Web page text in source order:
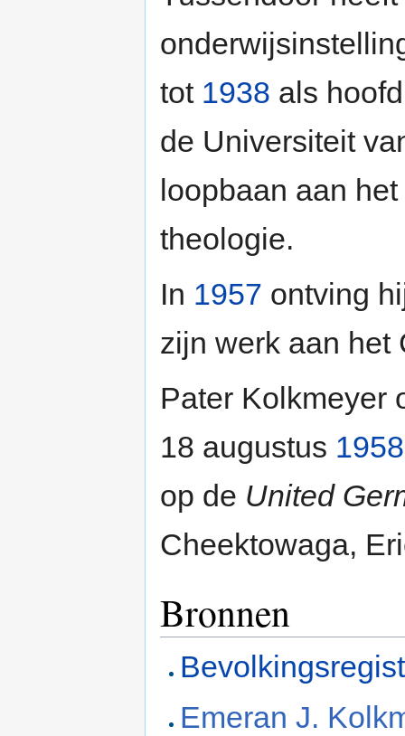
tot 1938 als
de Universiteit
loopbaan aan
theologie.
In 1957 ontving
zijn werk aan het
Pater Kolkmeyer
18 augustus 1958
op de United
Cheektowaga,
Bronnen
Emeran J.